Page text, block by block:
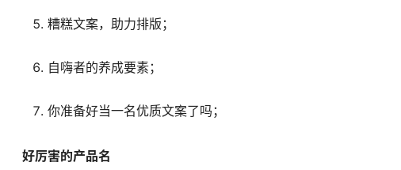
糟糕文案，助力排版；
自嗨者的养成要素；
你准备好当一名优质文案了吗；
好厉害的产品名